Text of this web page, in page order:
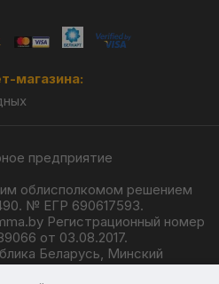
магазина:
предприятие
облисполкомом решением
№ ЕГР 690617593.
Регистрационный номер
от 03.08.2017.
Беларусь, Минский
4/1.